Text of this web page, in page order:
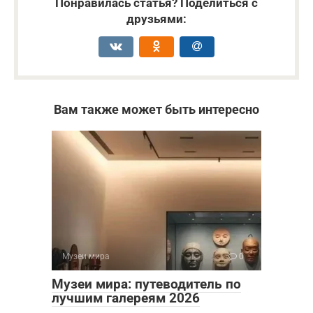
друзьями:
Вам также может быть интересно
Музеи мира 0
Музеи мира: путеводитель по
лучшим галереям 2026